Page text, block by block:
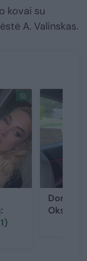
kovai su
A. Valinskas.